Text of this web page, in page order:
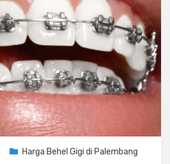
Harga Behel Gigi di Palembang